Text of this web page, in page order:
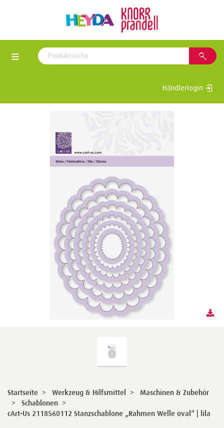
Händlerlogin
Startseite > Werkzeug & Hilfsmittel >
Maschinen & Zubehör
>
Schablonen >
cArt-Us 2118560112 Stanzschablone „Rahmen Welle oval“ | lila